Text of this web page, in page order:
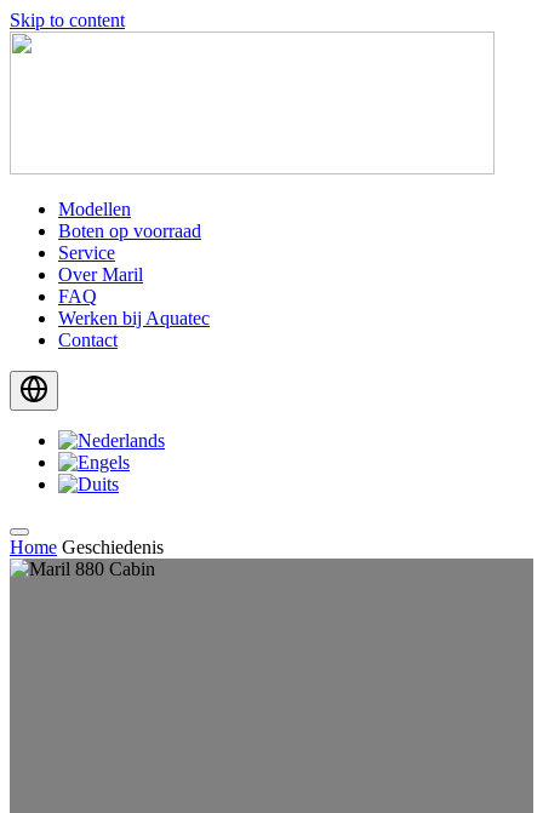
Skip to content
Modellen
Boten op voorraad
Service
Over Maril
FAQ
Werken bij Aquatec
Contact
Home Geschiedenis